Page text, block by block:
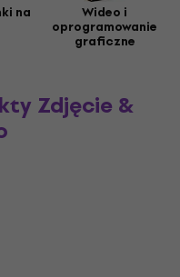
na Wideo i
oprogramowanie
graficzne
Zdjęcie &